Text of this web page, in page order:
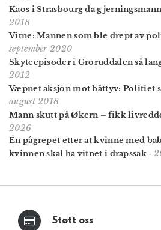
Kaos i Strasbourg da
2018
Vitne: Mannen som ble drept av
september 2020
Skyteepisoder i Groruddalen så
2012
Væpnet aksjon mot båttyv: Politiet
august 2018
Mann skutt på Økern – fikk
2026
Én pågrepet etter at kvinne med
kvinnen skal ha vitnet i drapssak -
Støtt oss